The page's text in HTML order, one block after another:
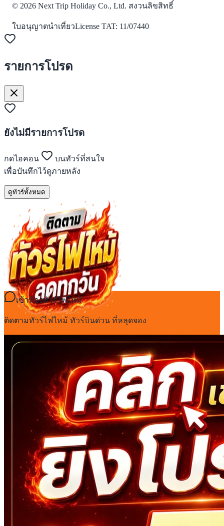
© 2026 Next Trip Holiday Co., Ltd. สงวนลิขสิทธิ์
ใบอนุญาตนำเที่ยวLicense TAT: 11/07440
รายการโปรด
ยังไม่มีรายการโปรด
กดไอคอน
บนทัวร์ที่สนใจ
เพื่อบันทึกไว้ดูภายหลัง
ดูทัวร์ทั้งหมด
เข้าห้องทัวร์ไฟไหม้
ติดตามทัวร์ไฟไหม้ ทัวร์บินด่วน ที่หลุดจอง